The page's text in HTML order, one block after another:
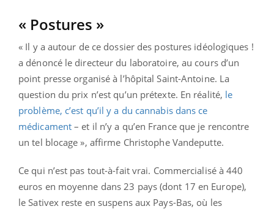
« Postures »
« Il y a autour de ce dossier des postures idéologiques !
a dénoncé le directeur du laboratoire, au cours d’un
point presse organisé à l’hôpital Saint-Antoine. La
question du prix n’est qu’un prétexte. En réalité, le
problème, c’est qu’il y a du cannabis dans ce
médicament – et il n’y a qu’en France que je rencontre
un tel blocage », affirme Christophe Vandeputte.
Ce qui n’est pas tout-à-fait vrai. Commercialisé à 440
euros en moyenne dans 23 pays (dont 17 en Europe),
le Sativex reste en suspens aux Pays-Bas, où les